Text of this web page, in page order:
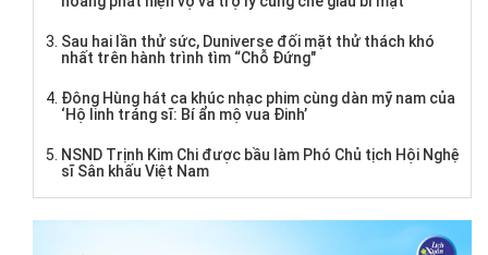
Sau hai lần thử sức, Duniverse đối mặt thử thách khó
nhất trên hành trình tìm “Chỗ Đứng"
Đông Hùng hát ca khúc nhạc phim cùng dàn mỹ nam của
‘Hộ linh tráng sĩ: Bí ẩn mộ vua Đinh’
NSND Trịnh Kim Chi được bầu làm Phó Chủ tịch Hội Nghệ
sĩ Sân khấu Việt Nam